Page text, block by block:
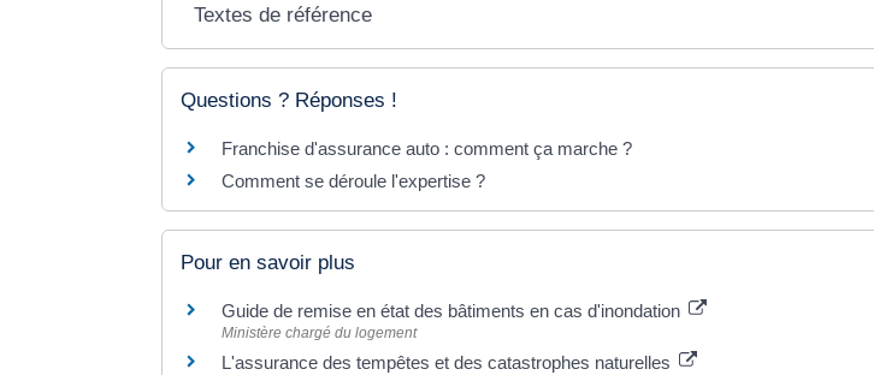
Textes de référence
Questions ? Réponses !
Franchise d'assurance auto : comment ça marche ?
Comment se déroule l'expertise ?
Pour en savoir plus
Guide de remise en état des bâtiments en cas d'inondation
Ministère chargé du logement
L'assurance des tempêtes et des catastrophes naturelles